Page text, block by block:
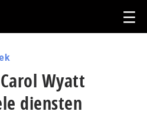
Wyatt
diensten